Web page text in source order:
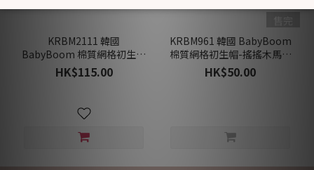
KRBM2111 韓國
BabyBoom 棉質網格初生夾
衣-搖搖木馬與小熊 (夏)
HK$115.00
KRBM961 韓國 BabyBoom
棉質網格初生帽-搖搖木馬與
小熊 (夏)
HK$50.00